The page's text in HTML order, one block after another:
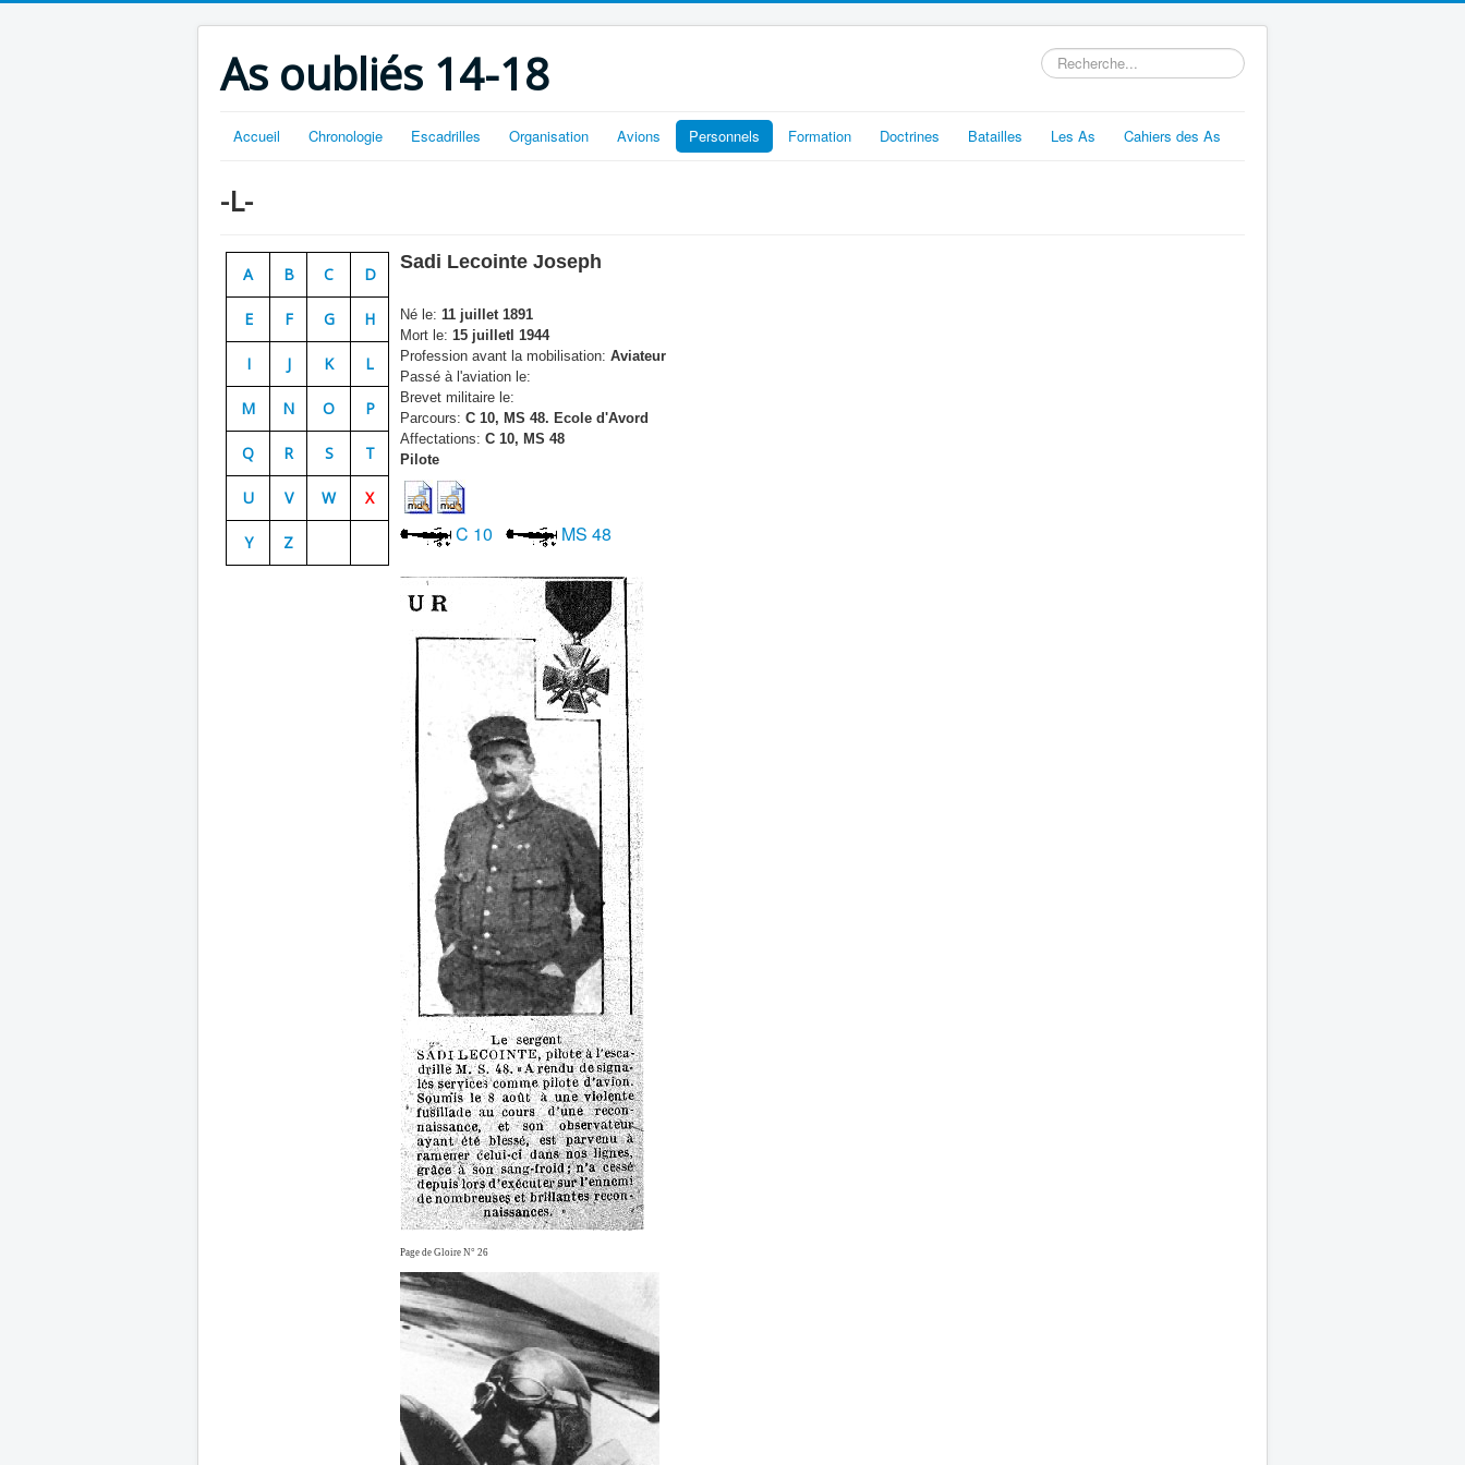
As oubliés 14-18 Rechercher
Accueil Chronologie Escadrilles Organisation Avions Personnels Formation Doctrines Batailles Les As Cahiers des As
-L-
A B C D
E F G H
I J K L
M N O P
Q R S T
U V W X
Y Z
Sadi Lecointe Joseph
Né le: 11 juillet 1891
Mort le: 15 juilletl 1944
Profession avant la mobilisation: Aviateur
Passé à l'aviation le:
Brevet militaire le:
Parcours: C 10, MS 48. Ecole d'Avord
Affectations: C 10, MS 48
Pilote
C 10 MS 48
Page de Gloire N° 26